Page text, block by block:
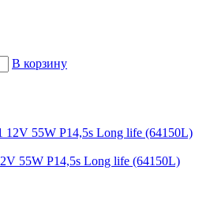
В корзину
55W P14,5s Long life (64150L)